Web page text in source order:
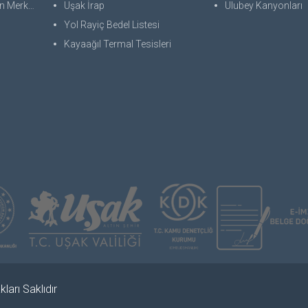
Uşak İrap
Yol Rayiç Bedel Listesi
Kayaağıl Termal Tesisleri
Ulubey Kanyonları
Saklıdır